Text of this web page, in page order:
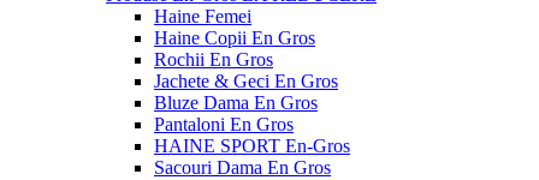
Haine Femei
Haine Copii En Gros
Rochii En Gros
Jachete & Geci En Gros
Bluze Dama En Gros
Pantaloni En Gros
HAINE SPORT En-Gros
Sacouri Dama En Gros